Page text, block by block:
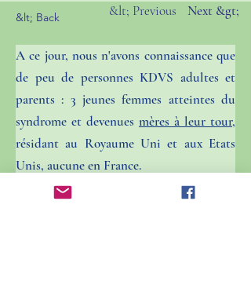
&lt; Back &lt; Previous Next &gt;
A ce jour, nous n'avons connaissance que
de peu de personnes KDVS adultes et
parents : 3 jeunes femmes atteintes du
syndrome et devenues mères à leur tour,
résidant au Royaume Uni et aux Etats
Unis, aucune en France.